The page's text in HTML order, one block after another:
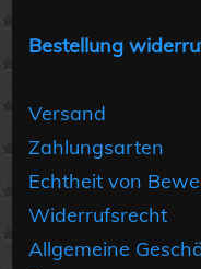
Bestellung
Versand
Zahlungsarten
Echtheit von
Widerrufsrecht
Allgemeine